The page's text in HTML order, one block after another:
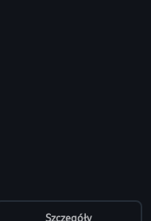
Szczegóły